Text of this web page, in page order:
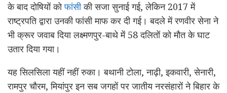
के बाद दोषियों कोफांसीकी सजा सुनाई गई, लेकिन 2017 में
राष्ट्रपति द्वारा उनकी फांसी माफ कर दी गई। बदले में रणवीर सेना ने
भी क्रूर जवाब दिया लक्ष्मणपुर-बाथे में 58 दलितों को मौत के घाट
उतार दिया गया।
यह सिलसिला यहीं नहीं रुका। बथानी टोला, नाढ़ी, इकवारी, सेनारी,
रामपुर चौरम, मियांपुर इन सब जगहों पर जातीय नरसंहारों ने बिहार के